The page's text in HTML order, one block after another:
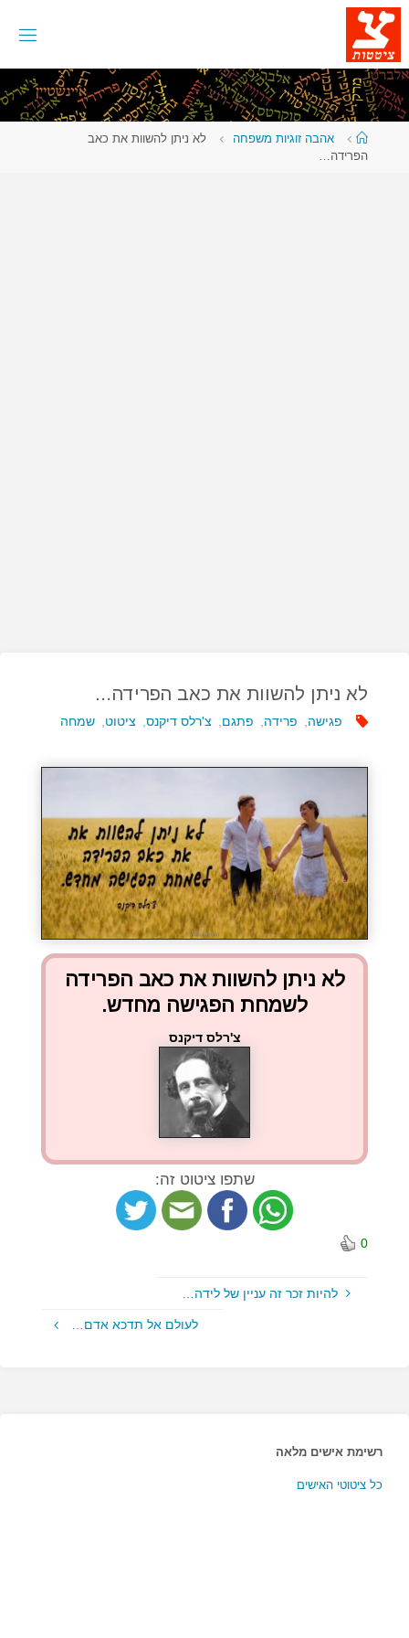
דלגו
לתוכן
עמוד
ראשי
אהבה זוגיות משפחה
לא ניתן להשוות את כאב
הפרידה…
לא ניתן להשוות את כאב הפרידה…
פגישה פרידה פתגם צ'רלס דיקנס, ציטוט שמחה
לא ניתן להשוות את כאב הפרידה
לשמחת הפגישה מחדש.
צ'רלס דיקנס
שתפו ציטוט זה:
0
להיות זכר זה עניין של לידה…
לעולם אל תדכא אדם…
רשימת אישים מלאה
כל ציטוטי האישים